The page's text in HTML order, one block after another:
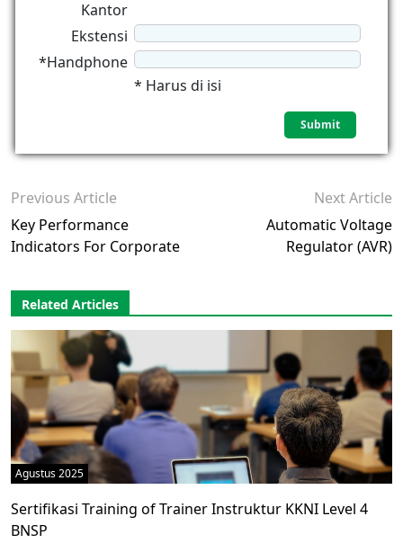
Kantor
Ekstensi
*Handphone
* Harus di isi
Previous Article
Key Performance
Indicators For Corporate
Next Article
Automatic Voltage
Regulator (AVR)
Related Articles
Agustus 2025
Sertifikasi Training of Trainer Instruktur KKNI Level 4
BNSP